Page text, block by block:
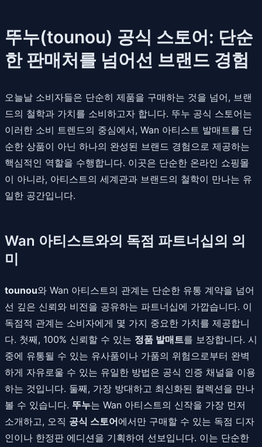
뚜누(tounou) 공식 스토어: 단순
한 판매처를 넘어선 브랜드 경험
오늘날 소비자들은 단순히 제품을 구매하는 것을 넘어, 브랜
드의 철학과 가치를 소비하고자 합니다. 뚜누 공식 스토어는
이러한 소비 트렌드의 중심에서, Wan 아티스트 발매트를 단
순한 상품이 아닌 하나의 완성된 브랜드 경험으로 제공하는
핵심적인 역할을 수행합니다. 이곳은 단순한 온라인 쇼핑몰
이 아니라, 아티스트의 세계관과 브랜드의 철학이 만나는 유
일한 공간입니다.
Wan 아티스트와의 독점 파트너십의 의
미
tounou와 Wan 아티스트의 관계는 단순한 유통 계약을 넘어
선 깊은 신뢰와 비전을 공유하는 파트너십에 가깝습니다. 이
독점적 관계는 소비자에게 몇 가지 중요한 가치를 제공합니
다. 첫째, 100% 신뢰할 수 있는 정품 발매트를 보장합니다. 시
중에 유통될 수 있는 유사품이나 가품의 위험으로부터 완벽
하게 자유로울 수 있는 유일한 방법은 공식 인증 채널을 이용
하는 것입니다. 둘째, 가장 방대하고 최신화된 컬렉션을 만나
볼 수 있습니다. 뚜누는 Wan 아티스트의 신작을 가장 먼저
소개하고, 오직 공식 스토어에서만 구매할 수 있는 독점 디자
인이나 한정판 에디션을 기획하여 선보입니다. 이는 단순한